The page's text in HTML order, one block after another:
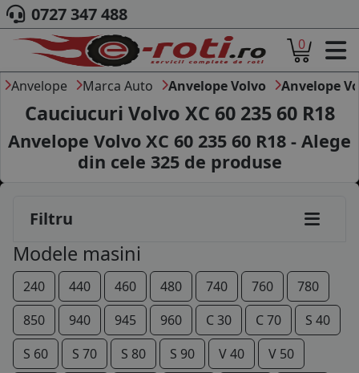
ACASA
DESPRE NOI
ANVELOPE
AUTO
CAMION
MOTO
MARCA AUTO
BLOG
B2B - COLABORARE COMPANII
CONT
CONTACT
0727 347 488
0
Anvelope Marca Auto Anvelope Volvo Anvelope
Cauciucuri Volvo XC 60 235 60 R18
Anvelope Volvo XC 60 235 60 R18 - Alege
din cele 325de produse
Filtru
Modele masini
240 440 460 480 740 760
780
850
940 945 960 C 30 C 70
S 40
S 60
S 70 S 80 S 90 V 40
V 50